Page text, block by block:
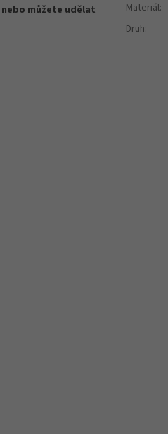
nebo můžete udělat
Materiál:
Druh: